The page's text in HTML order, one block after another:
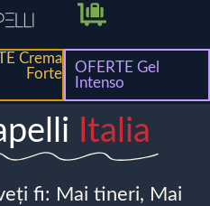
Crema
Forte
OFERTE Gel
Intenso
Italia
fi: Mai tineri, Mai